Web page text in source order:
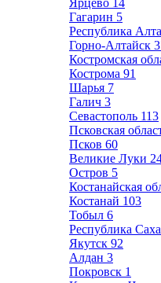
Ярцево 14
Гагарин 5
Республика
Горно-Алтайск
Костромская
Кострома 91
Шарья 7
Галич 3
Севастополь 113
Псковская
Псков 60
Великие Луки
Остров 5
Костанайская
Костанай 103
Тобыл 6
Республика
Якутск 92
Алдан 3
Покровск 1